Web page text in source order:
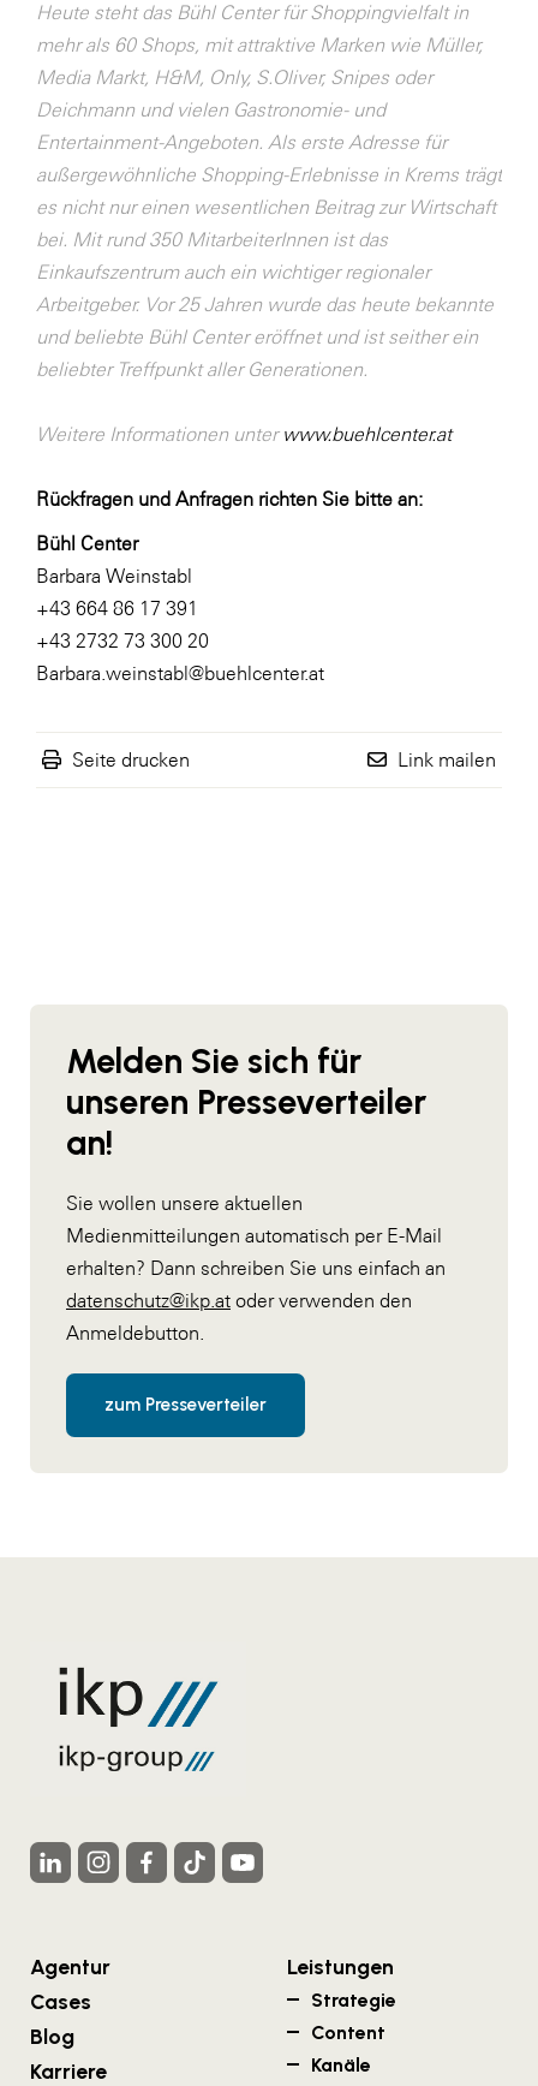
Heute steht das Bühl Center für Shoppingvielfalt in
mehr als 60 Shops, mit attraktive Marken wie Müller,
Media Markt, H&M, Only, S.Oliver, Snipes oder
Deichmann und vielen Gastronomie- und
Entertainment-Angeboten. Als erste Adresse für
außergewöhnliche Shopping-Erlebnisse in Krems trägt
es nicht nur einen wesentlichen Beitrag zur Wirtschaft
bei. Mit rund 350 MitarbeiterInnen ist das
Einkaufszentrum auch ein wichtiger regionaler
Arbeitgeber. Vor 25 Jahren wurde das heute bekannte
und beliebte Bühl Center eröffnet und ist seither ein
beliebter Treffpunkt aller Generationen.
Weitere Informationen unter www.buehlcenter.at
Rückfragen und Anfragen richten Sie bitte an:
Bühl Center
Barbara Weinstabl
+43 664 86 17 391
+43 2732 73 300 20
Barbara.weinstabl@buehlcenter.at
Seite drucken Link mailen
Melden Sie sich für
unseren Presseverteiler
an!
Sie wollen unsere aktuellen
Medienmitteilungen automatisch per E-Mail
erhalten? Dann schreiben Sie uns einfach an
datenschutz@ikp.at oder verwenden den
Anmeldebutton.
zum Presseverteiler
Agentur
Cases
Blog
Karriere
Leistungen
Strategie
Content
Kanäle